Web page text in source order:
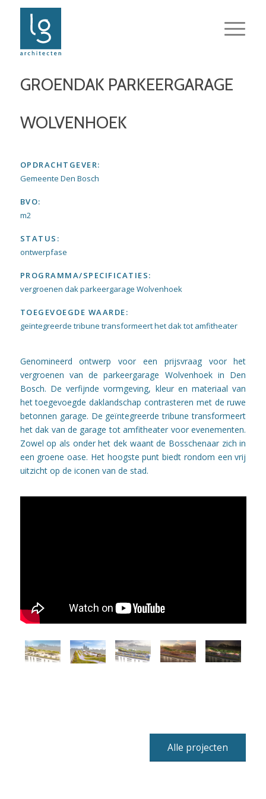
GROENDAK PARKEERGARAGE
WOLVENHOEK
OPDRACHTGEVER:
Gemeente Den Bosch
BVO:
m2
STATUS:
ontwerpfase
PROGRAMMA/SPECIFICATIES:
vergroenen dak parkeergarage Wolvenhoek
TOEGEVOEGDE WAARDE:
geïntegreerde tribune transformeert het dak tot amfitheater
Genomineerd ontwerp voor een prijsvraag voor het
vergroenen van de parkeergarage Wolvenhoek in Den
Bosch. De verfijnde vormgeving, kleur en materiaal van
het toegevoegde daklandschap contrasteren met de ruwe
betonnen garage. De geïntegreerde tribune transformeert
het dak van de garage tot amfitheater voor evenementen.
Zowel op als onder het dek waant de Bosschenaar zich in
een groene oase. Het hoogste punt biedt rondom een vrij
uitzicht op de iconen van de stad.
Alle projecten